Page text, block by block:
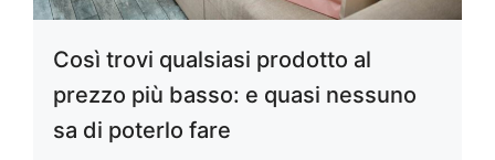
Così trovi qualsiasi prodotto al
prezzo più basso: e quasi nessuno
sa di poterlo fare